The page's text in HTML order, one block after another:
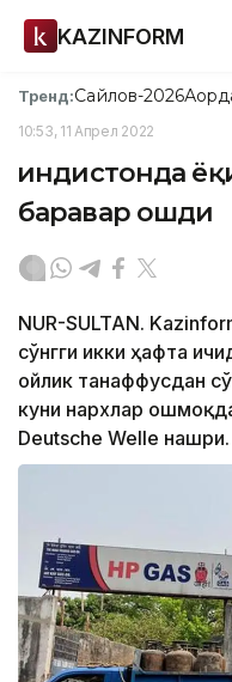
KAZINFORM
Тренд:Сайлов-2026
10:53, 11 Апрел 2022
Ҳиндистонда
баравар ошди
NUR-SULTAN.
сўнгги икки ҳафта
ойлик танаффусдан
куни нархлар
Deutsche Welle нашри.